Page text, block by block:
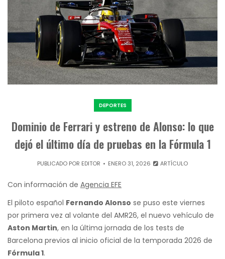
DEPORTES
Dominio de Ferrari y estreno de Alonso: lo que
dejó el último día de pruebas en la Fórmula 1
PUBLICADO POR EDITOR ENERO 31, 2026 ARTÍCULO
Con información de Agencia EFE
El piloto español Fernando Alonso se puso este viernes
por primera vez al volante del AMR26, el nuevo vehículo de
Aston Martin, en la última jornada de los tests de
Barcelona previos al inicio oficial de la temporada 2026 de
Fórmula 1.